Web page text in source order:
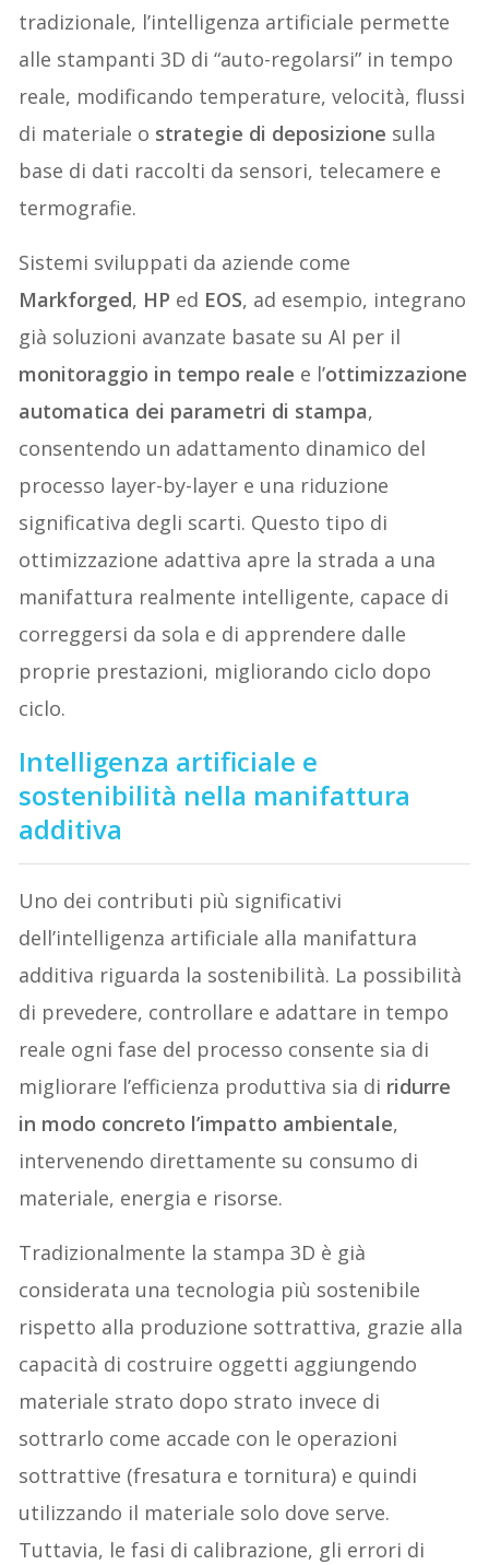
tradizionale, l’intelligenza artificiale permette
alle stampanti 3D di “auto-regolarsi” in tempo
reale, modificando temperature, velocità, flussi
di materiale o strategie di deposizione sulla
base di dati raccolti da sensori, telecamere e
termografie.
Sistemi sviluppati da aziende come
Markforged, HP ed EOS, ad esempio, integrano
già soluzioni avanzate basate su AI per il
monitoraggio in tempo reale e l’ottimizzazione
automatica dei parametri di stampa,
consentendo un adattamento dinamico del
processo layer-by-layer e una riduzione
significativa degli scarti. Questo tipo di
ottimizzazione adattiva apre la strada a una
manifattura realmente intelligente, capace di
correggersi da sola e di apprendere dalle
proprie prestazioni, migliorando ciclo dopo
ciclo.
Intelligenza artificiale e
sostenibilità nella manifattura
additiva
Uno dei contributi più significativi
dell’intelligenza artificiale alla manifattura
additiva riguarda la sostenibilità. La possibilità
di prevedere, controllare e adattare in tempo
reale ogni fase del processo consente sia di
migliorare l’efficienza produttiva sia di ridurre
in modo concreto l’impatto ambientale,
intervenendo direttamente su consumo di
materiale, energia e risorse.
Tradizionalmente la stampa 3D è già
considerata una tecnologia più sostenibile
rispetto alla produzione sottrattiva, grazie alla
capacità di costruire oggetti aggiungendo
materiale strato dopo strato invece di
sottrarlo come accade con le operazioni
sottrattive (fresatura e tornitura) e quindi
utilizzando il materiale solo dove serve.
Tuttavia, le fasi di calibrazione, gli errori di